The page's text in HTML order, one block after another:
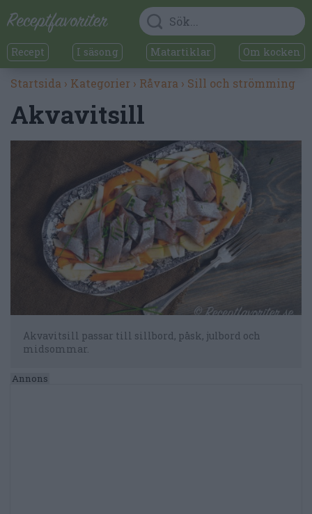
Recept I säsong Matartiklar Om kocken
Startsida › Kategorier › Råvara › Sill och strömming
Akvavitsill
Akvavitsill passar till sillbord, påsk, julbord och
midsommar.